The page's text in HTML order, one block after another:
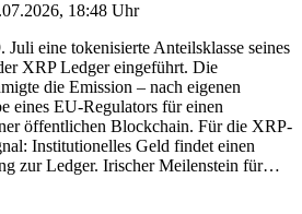
18:48 Uhr
Juli eine tokenisierte Anteilsklasse seines
XRP Ledger eingeführt. Die
die Emission – nach eigenen
eines EU-Regulators für einen
öffentlichen Blockchain. Für die XRP-
Institutionelles Geld findet einen
zur Ledger. Irischer Meilenstein für…